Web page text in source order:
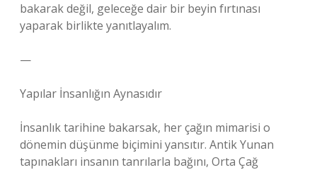
bakarak değil, geleceğe dair bir beyin fırtınası
yaparak birlikte yanıtlayalım.
—
Yapılar İnsanlığın Aynasıdır
İnsanlık tarihine bakarsak, her çağın mimarisi o
dönemin düşünme biçimini yansıtır. Antik Yunan
tapınakları insanın tanrılarla bağını, Orta Çağ